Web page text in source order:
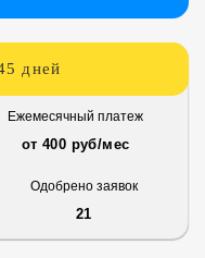
дней
Ежемесячный платеж
от 400 руб/мес
Одобрено заявок
21